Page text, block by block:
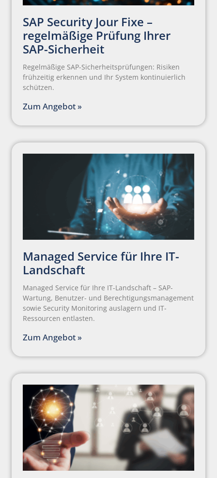
SAP Security Jour Fixe –
regelmäßige Prüfung Ihrer
SAP-Sicherheit
Regelmäßige SAP-Sicherheitsprüfungen: Risiken
frühzeitig erkennen und Ihr System kontinuierlich
schützen.
Zum Angebot »
Managed Service für Ihre IT-
Landschaft
Managed Service für Ihre IT-Landschaft – SAP-
Wartung, Benutzer- und Berechtigungsmanagement
sowie Security Monitoring auslagern und IT-
Ressourcen entlasten.
Zum Angebot »